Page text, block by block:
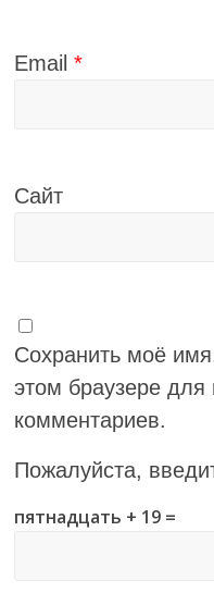
Email*
Сайт
Сохранить моё
этом браузере
комментариев.
Пожалуйста,
пятнадцать + 19 =